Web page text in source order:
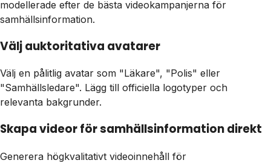
modellerade efter de bästa videokampanjerna för
samhällsinformation.
Välj auktoritativa avatarer
Välj en pålitlig avatar som "Läkare", "Polis" eller
"Samhällsledare". Lägg till officiella logotyper och
relevanta bakgrunder.
Skapa videor för samhällsinformation direkt
Generera högkvalitativt videoinnehåll för